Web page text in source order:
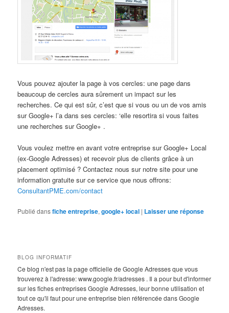
Vous pouvez ajouter la page à vos cercles: une page dans
beaucoup de cercles aura sûrement un impact sur les
recherches. Ce qui est sûr, c’est que si vous ou un de vos amis
sur Google+ l’a dans ses cercles: ‘elle resortira si vous faites
une recherches sur Google+ .
Vous voulez mettre en avant votre entreprise sur Google+ Local
(ex-Google Adresses) et recevoir plus de clients grâce à un
placement optimisé ? Contactez nous sur notre site pour une
information gratuite sur ce service que nous offrons:
ConsultantPME.com/contact
Publié dansfiche entreprise,google+ local | Laisser une réponse
BLOG INFORMATIF
Ce blog n'est pas la page officielle de Google Adresses que vous
trouverez à l'adresse: www.google.fr/adresses . Il a pour but d'informer
sur les fiches entreprises Google Adresses, leur bonne utilisation et
tout ce qu'il faut pour une entreprise bien référencée dans Google
Adresses.